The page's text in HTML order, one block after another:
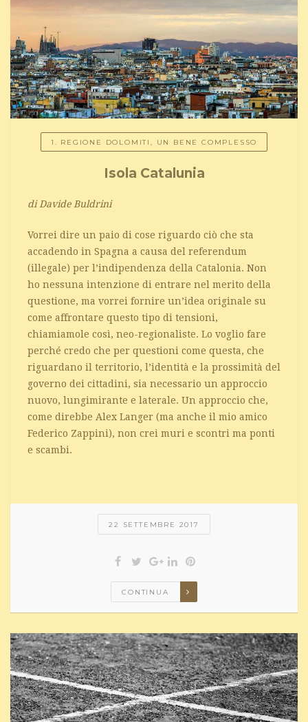
1. REGIONE DOLOMITI, UN BENE COMPLESSO
Isola Catalunia
di Davide Buldrini
Vorrei dire un paio di cose riguardo ciò che sta
accadendo in Spagna a causa del referendum
(illegale) per l’indipendenza della Catalonia. Non
ho nessuna intenzione di entrare nel merito della
questione, ma vorrei fornire un’idea originale su
come affrontare questo tipo di tensioni,
chiamiamole così, neo-regionaliste. Lo voglio fare
perché credo che per questioni come questa, che
riguardano il territorio, l’identità e la prossimità del
governo dei cittadini, sia necessario un approccio
nuovo, lungimirante e laterale. Un approccio che,
come direbbe Alex Langer (ma anche il mio amico
Federico Zappini), non crei muri e scontri ma ponti
e scambi.
22 SETTEMBRE 2017
CONTINUA